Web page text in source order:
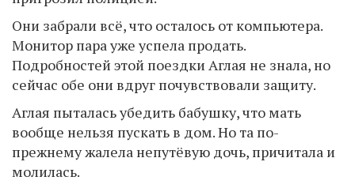
Они забрали всё, что осталось от компьютера.
Монитор пара уже успела продать.
Подробностей этой поездки Аглая не знала, но
сейчас обе они вдруг почувствовали защиту.
Аглая пыталась убедить бабушку, что мать
вообще нельзя пускать в дом. Но та по-
прежнему жалела непутёвую дочь, причитала и
молилась.